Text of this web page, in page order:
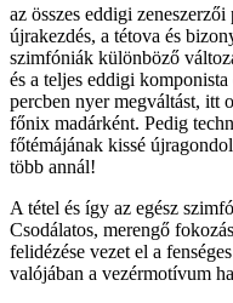
az összes eddigi
újrakezdés, a tétova és
szimfóniák különböző
és a teljes eddigi
percben nyer megváltást, itt
főnix madárként. Pedig
főtémájának kissé
több annál!
A tétel és így az egész
Csodálatos, merengő
felidézése vezet el a
valójában a vezérmotívum